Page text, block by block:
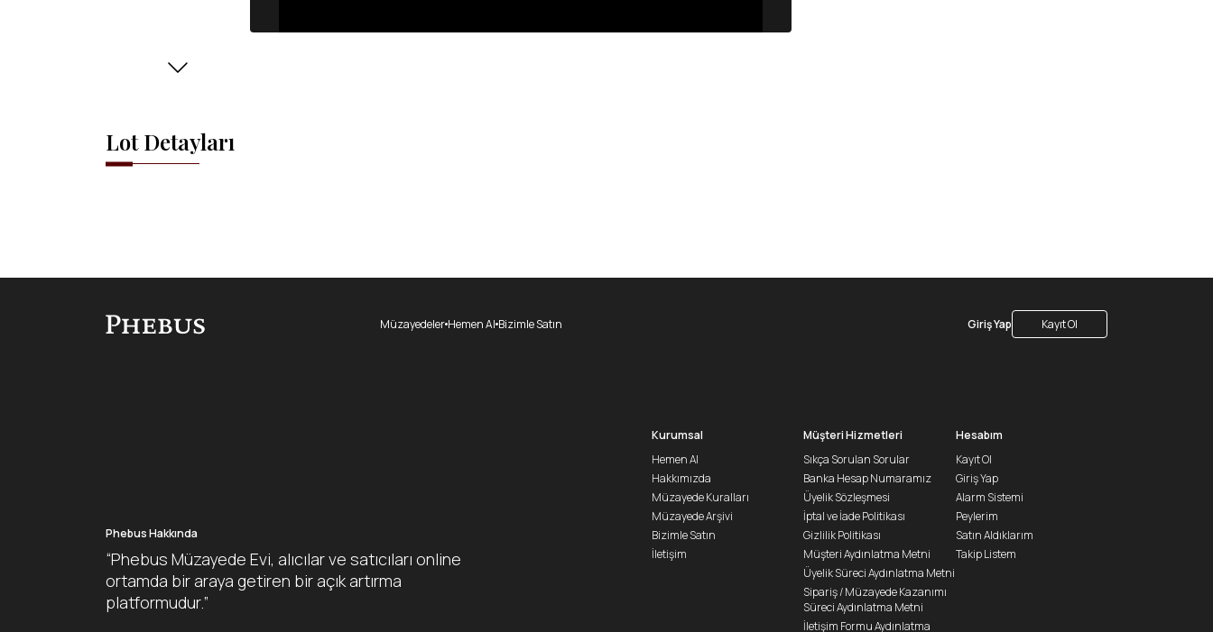
Lot Detayları
MüzayedelerHemen Al Bizimle Satın Giriş Yap Kayıt Ol
Phebus Hakkında
“Phebus Müzayede Evi, alıcılar ve satıcıları online
ortamda bir araya getiren bir açık artırma
platformudur.”
Kurumsal
Hemen Al
Hakkımızda
Müzayede Kuralları
Müzayede Arşivi
Bizimle Satın
İletişim
Müşteri Hizmetleri
Sıkça Sorulan Sorular
Banka Hesap Numaramız
Üyelik Sözleşmesi
İptal ve İade Politikası
Gizlilik Politikası
Müşteri Aydınlatma Metni
Üyelik Süreci Aydınlatma Metni
Sipariş / Müzayede Kazanımı
Süreci Aydınlatma Metni
İletişim Formu Aydınlatma
Hesabım
Kayıt Ol
Giriş Yap
Alarm Sistemi
Peylerim
Satın Aldıklarım
Takip Listem